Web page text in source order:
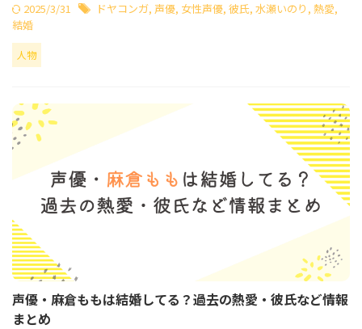
2025/3/31 ドヤコンガ, 声優, 女性声優, 彼氏, 水瀬いのり , 熱愛,
結婚
人物
声優・麻倉ももは結婚してる？過去の熱愛・彼氏など情報
まとめ